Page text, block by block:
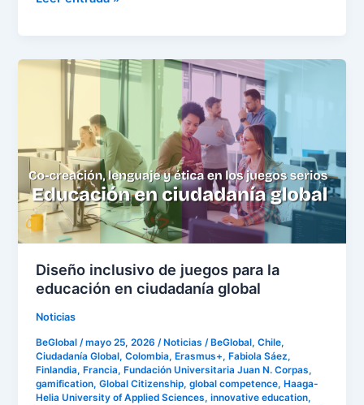
Diseño inclusivo de juegos para la
educación en ciudadanía global
Noticias
BeGlobal/mayo 25, 2026/ Noticias / BeGlobal,Chile,
Ciudadanía Global,Colombia, Erasmus+, Fabiola Sáez,
Finlandia, Francia, Fundación Universitaria Juan N. Corpas,
gamification,Global Citizenship,global competence, Haaga-
Helia University of Applied Sciences,innovative education,
Diseño
inclusivo
juegos
para
educación
en
ciudadanía
global